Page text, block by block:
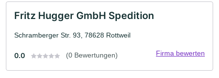
Fritz Hugger GmbH Spedition
Schramberger Str. 93, 78628 Rottweil
0.0 (0 Bewertungen) Firma bewerten